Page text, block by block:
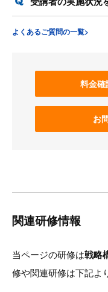
よくあるご質問の一覧>
料金確
お
関連研修情報
当ページの研修は戦略
修や関連研修は下記よ